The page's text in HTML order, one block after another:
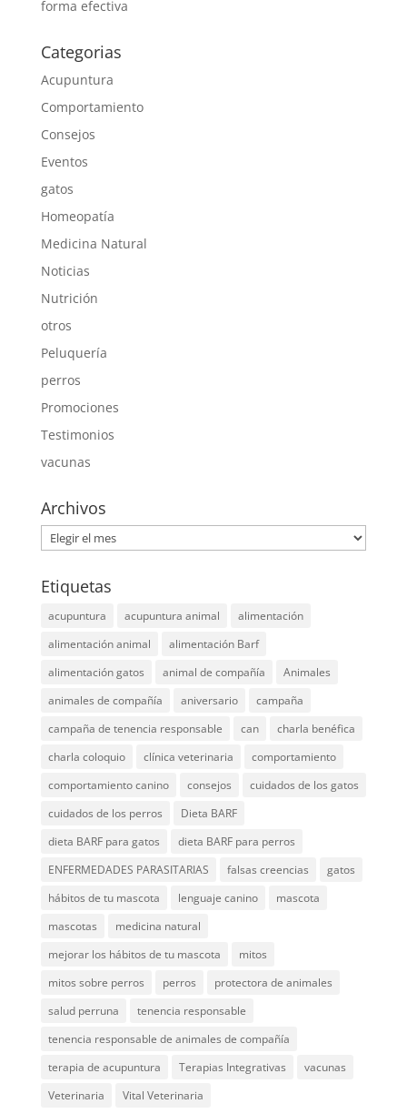
forma efectiva
Categorias
Acupuntura
Comportamiento
Consejos
Eventos
gatos
Homeopatía
Medicina Natural
Noticias
Nutrición
otros
Peluquería
perros
Promociones
Testimonios
vacunas
Archivos
Archivos
Etiquetas
acupuntura acupuntura animal
alimentación
alimentación animal
alimentación Barf
alimentación gatos
animal de compañía
Animales
animales de compañía
aniversario
campaña
campaña de tenencia responsable
can
charla benéfica
charla coloquio
clínica veterinaria
comportamiento
comportamiento canino
consejos
cuidados de los gatos
cuidados de los perros
Dieta BARF
dieta BARF para gatos
dieta BARF para perros
ENFERMEDADES PARASITARIAS
falsas creencias
gatos
hábitos de tu mascota
lenguaje canino
mascota
mascotas
medicina natural
mejorar los hábitos de tu mascota
mitos
mitos sobre perros
perros
protectora de animales
salud perruna
tenencia responsable
tenencia responsable de animales de compañía
terapia de acupuntura
Terapias Integrativas
vacunas
Veterinaria
Vital Veterinaria